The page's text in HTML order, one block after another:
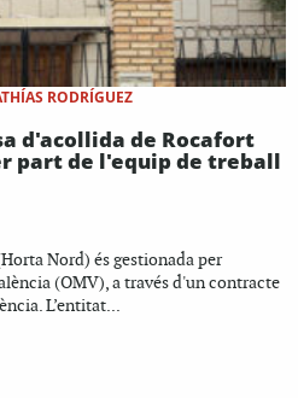
RODRÍGUEZ
d'acollida de Rocafort
part de l'equip de treball
Nord) és gestionada per
(OMV), a través d'un contracte
L’entitat...